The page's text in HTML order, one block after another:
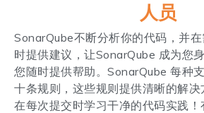
人员
SonarQube不断分析你的代码，并
时提供建议，让SonarQube 成为您
您随时提供帮助。SonarQube 每种
十条规则，这些规则提供清晰的解
在每次提交时学习干净的代码实践！